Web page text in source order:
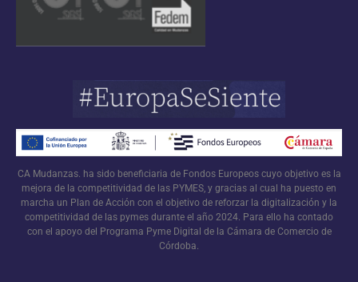
CA Mudanzas. ha sido beneficiaria de Fondos Europeos cuyo objetivo es la
mejora de la competitividad de las PYMES, y gracias al cual ha puesto en
marcha un Plan de Acción con el objetivo de reforzar la digitalización y la
competitividad de las pymes durante el año 2024. Para ello ha contado
con el apoyo del Programa Pyme Digital de la Cámara de Comercio de
Córdoba.